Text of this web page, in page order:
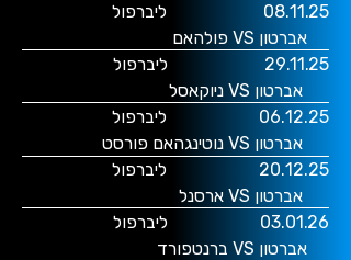
08.11.25
ליברפול
אברטון VS פולהאם
29.11.25
ליברפול
אברטון VS ניוקאסל
06.12.25
ליברפול
אברטון VS נוטינגהאם פורסט
20.12.25 ליברפול
אברטון VS ארסנל
03.01.26 ליברפול
אברטון VS ברנטפורד